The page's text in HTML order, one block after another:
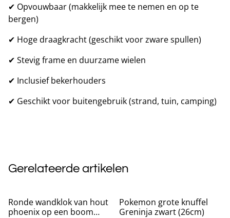
✔ Opvouwbaar (makkelijk mee te nemen en op te
bergen)
✔ Hoge draagkracht (geschikt voor zware spullen)
✔ Stevig frame en duurzame wielen
✔ Inclusief bekerhouders
✔ Geschikt voor buitengebruik (strand, tuin, camping)
Gerelateerde artikelen
Ronde wandklok van hout
phoenix op een boom
Pokemon grote knuffel
Greninja zwart (26cm)